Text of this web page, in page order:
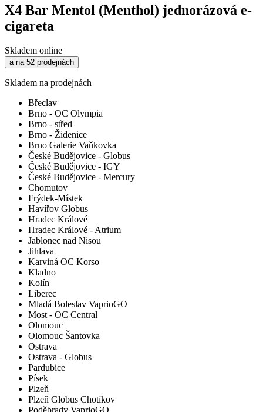
X4 Bar Mentol (Menthol) jednorázová e-
cigareta
Skladem online
a na 52 prodejnách
Skladem na prodejnách
Břeclav
Brno - OC Olympia
Brno - střed
Brno - Židenice
Brno Galerie Vaňkovka
České Budějovice - Globus
České Budějovice - IGY
České Budějovice - Mercury
Chomutov
Frýdek-Místek
Havířov Globus
Hradec Králové
Hradec Králové - Atrium
Jablonec nad Nisou
Jihlava
Karviná OC Korso
Kladno
Kolín
Liberec
Mladá Boleslav VaprioGO
Most - OC Central
Olomouc
Olomouc Šantovka
Ostrava
Ostrava - Globus
Pardubice
Písek
Plzeň
Plzeň Globus Chotíkov